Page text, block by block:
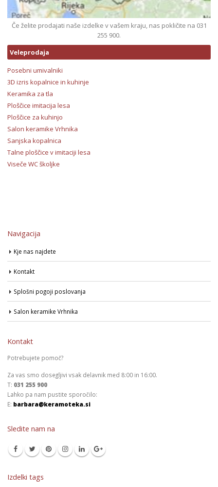
Če želite prodajati naše izdelke v vašem kraju, nas pokličite na 031
255 900.
Veleprodaja
Posebni umivalniki
3D izris kopalnice in kuhinje
Keramika za tla
Ploščice imitacija lesa
Ploščice za kuhinjo
Salon keramike Vrhnika
Sanjska kopalnica
Talne ploščice v imitaciji lesa
Viseče WC školjke
Navigacija
Kje nas najdete
Kontakt
Splošni pogoji poslovanja
Salon keramike Vrhnika
Kontakt
Potrebujete pomoč?
Za vas smo dosegljivi vsak delavnik med 8:00 in 16:00.
T: 031 255 900
Lahko pa nam pustite sporočilo:
E: barbara@keramoteka.si
Sledite nam na
Izdelki tags